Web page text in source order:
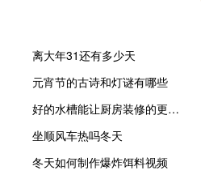
离大年31还有多少天
元宵节的古诗和灯谜有哪些
好的水槽能让厨房装修的更有“意境”
坐顺风车热吗冬天
冬天如何制作爆炸饵料视频